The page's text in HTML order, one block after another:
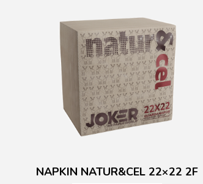
NAPKIN NATUR&CEL 22×22 2F